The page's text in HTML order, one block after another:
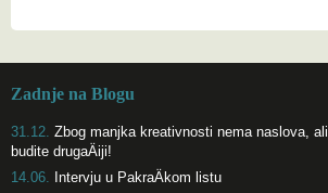
Zadnje na Blogu
31.12. Zbog manjka kreativnosti nema naslova, ali
budite drugaÄiji!
14.06. Intervju u PakraÄkom listu